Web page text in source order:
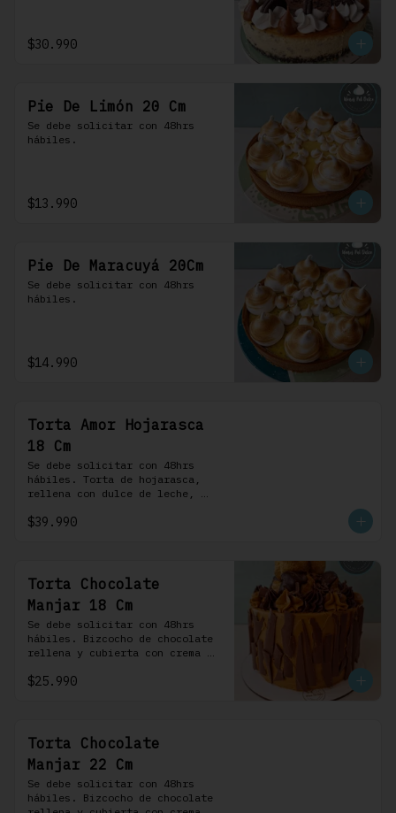
$30.990
Pie De Limón 20 Cm
Se debe solicitar con 48hrs
hábiles.
$13.990
Pie De Maracuyá 20Cm
Se debe solicitar con 48hrs
hábiles.
$14.990
Torta Amor Hojarasca
18 Cm
Se debe solicitar con 48hrs
hábiles. Torta de hojarasca,
rellena con dulce de leche,
frambuesas, frambuesas frescas
$39.990
Torta Chocolate
Manjar 18 Cm
Se debe solicitar con 48hrs
hábiles. Bizcocho de chocolate
rellena y cubierta con crema
profiteroles.
$25.990
Torta Chocolate
Manjar 22 Cm
Se debe solicitar con 48hrs
hábiles. Bizcocho de chocolate